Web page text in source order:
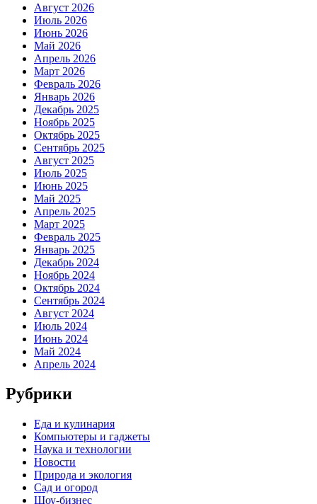
Август 2026
Июль 2026
Июнь 2026
Май 2026
Апрель 2026
Март 2026
Февраль 2026
Январь 2026
Декабрь 2025
Ноябрь 2025
Октябрь 2025
Сентябрь 2025
Август 2025
Июль 2025
Июнь 2025
Май 2025
Апрель 2025
Март 2025
Февраль 2025
Январь 2025
Декабрь 2024
Ноябрь 2024
Октябрь 2024
Сентябрь 2024
Август 2024
Июль 2024
Июнь 2024
Май 2024
Апрель 2024
Рубрики
Еда и кулинария
Компьютеры и гаджеты
Наука и технологии
Новости
Природа и экология
Сад и огород
Шоу-бизнес